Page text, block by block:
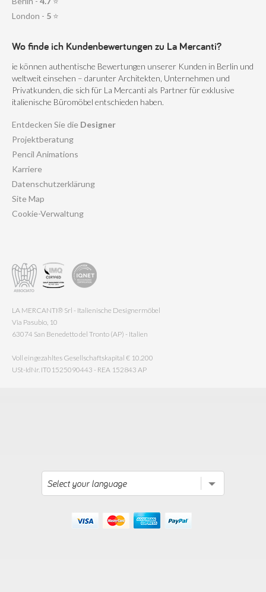
London - 5 ⭐
Wo finde ich Kundenbewertungen zu La Mercanti?
ie können authentische Bewertungen unserer Kunden in Berlin und
weltweit einsehen – darunter Architekten, Unternehmen und
Privatkunden, die sich für La Mercanti als Partner für exklusive
italienische Büromöbel entschieden haben.
Entdecken Sie die Designer
Projektberatung
Pencil Animations
Karriere
Datenschutzerklärung
Site Map
Cookie-Verwaltung
LA MERCANTI® Srl - Italienische Designermöbel
Via Pasubio, 10
63074 San Benedetto del Tronto (AP) - Italien
Voll eingezahltes Gesellschaftskapital € 10.200
USt-IdNr. IT01525090443 - REA 152843 AP